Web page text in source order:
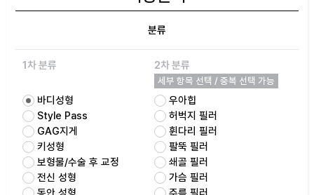
분류
1차 분류
바디성형
Style Pass
GAG지게
키성형
보형물/수술 후 교정
전신 성형
2차 분류
세부 항목 선택 / 중복 선택 가능
우아힙
허벅지 필러
휜다리 필러
팔뚝 필러
쇄골 필러
가슴 필러